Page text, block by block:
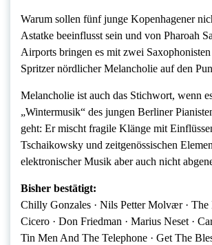
Warum sollen fünf junge Kopenhagener
Astatke beeinflusst sein und von Pharoah
Airports bringen es mit zwei
Spritzer nördlicher Melancholie auf den
Melancholie ist auch das Stichwort, wenn
„Wintermusik“ des jungen Berliner
geht: Er mischt fragile Klänge mit
Tschaikowsky und zeitgenössischen
elektronischer Musik aber auch nicht
Bisher bestätigt:
Chilly Gonzales · Nils Petter Molvær · The
Cicero · Don Friedman · Marius Neset ·
Tin Men And The Telephone · Get The